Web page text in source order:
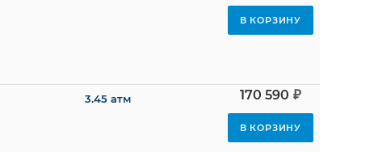
В КОРЗИНУ
3.45 атм 170 590 ₽
В КОРЗИНУ